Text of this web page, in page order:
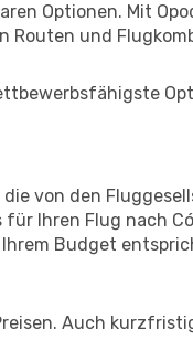
Optionen. Mit
Routen und
von den
Ihren Flug nach
Ihrem Budget
Auch